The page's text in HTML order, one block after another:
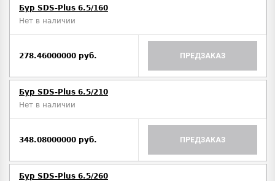
Бур SDS-Plus 6.5/160
Нет в наличии
278.46000000 руб. ПРЕДЗАКАЗ
Бур SDS-Plus 6.5/210
Нет в наличии
348.08000000 руб. ПРЕДЗАКАЗ
Бур SDS-Plus 6.5/260